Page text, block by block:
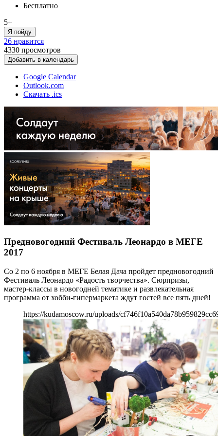
Бесплатно
5+
Я пойду
26 нравится
4330 просмотров
Добавить в календарь
Google Calendar
Outlook.com
Скачать .ics
Предновогодний Фестиваль Леонардо в МЕГЕ
2017
Со 2 по 6 ноября в МЕГЕ Белая Дача пройдет предновогодний
Фестиваль Леонардо «Радость творчества». Сюрпризы,
мастер-классы в новогодней тематике и развлекательная
программа от хобби-гипермаркета ждут гостей все пять дней!
https://kudamoscow.ru/uploads/